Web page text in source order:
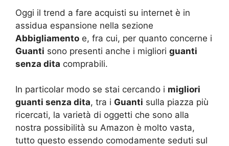
Oggi il trend a fare acquisti su internet è in
assidua espansione nella sezione
Abbigliamento e, fra cui, per quanto concerne i
Guanti sono presenti anche i migliori guanti
senza dita comprabili.
In particolar modo se stai cercando i migliori
guanti senza dita, tra i Guanti sulla piazza più
ricercati, la varietà di oggetti che sono alla
nostra possibilità su Amazon è molto vasta,
tutto questo essendo comodamente seduti sul